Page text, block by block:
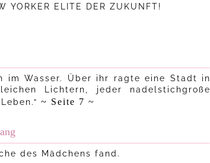
YORKER ELITE DER ZUKUNFT!
im Wasser. Über ihr ragte eine Stadt in
Lichtern, jeder nadelstichgroße
~ Seite 7 ~
des Mädchens fand.